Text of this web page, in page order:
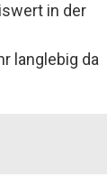
in der
langlebig da